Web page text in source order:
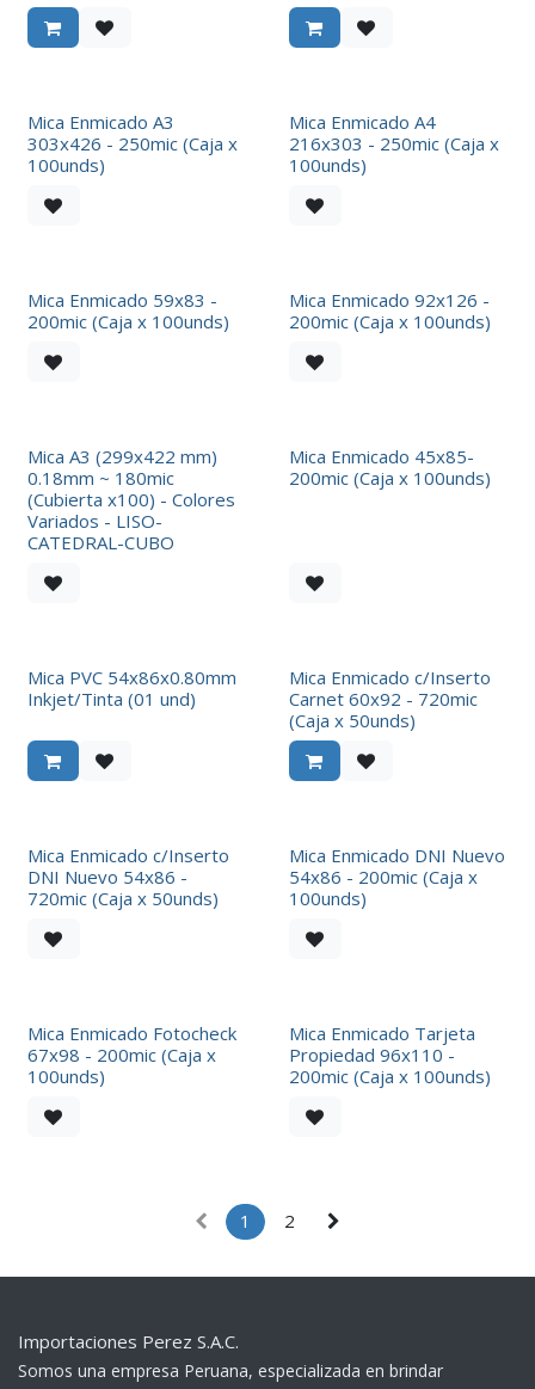
Mica Enmicado A3
303x426 - 250mic (Caja x
100unds)
Mica Enmicado A4
216x303 - 250mic (Caja x
100unds)
Mica Enmicado 59x83 -
200mic (Caja x 100unds)
Mica Enmicado 92x126 -
200mic (Caja x 100unds)
Mica A3 (299x422 mm)
0.18mm ~ 180mic
(Cubierta x100) - Colores
Variados - LISO-
CATEDRAL-CUBO
Mica Enmicado 45x85-
200mic (Caja x 100unds)
Mica PVC 54x86x0.80mm
Inkjet/Tinta (01 und)
Mica Enmicado c/Inserto
Carnet 60x92 - 720mic
(Caja x 50unds)
Mica Enmicado c/Inserto
DNI Nuevo 54x86 -
720mic (Caja x 50unds)
Mica Enmicado DNI Nuevo
54x86 - 200mic (Caja x
100unds)
Mica Enmicado Fotocheck
67x98 - 200mic (Caja x
100unds)
Mica Enmicado Tarjeta
Propiedad 96x110 -
200mic (Caja x 100unds)
1 2
Importaciones Perez S.A.C.
Somos una empresa Peruana, especializada en brindar